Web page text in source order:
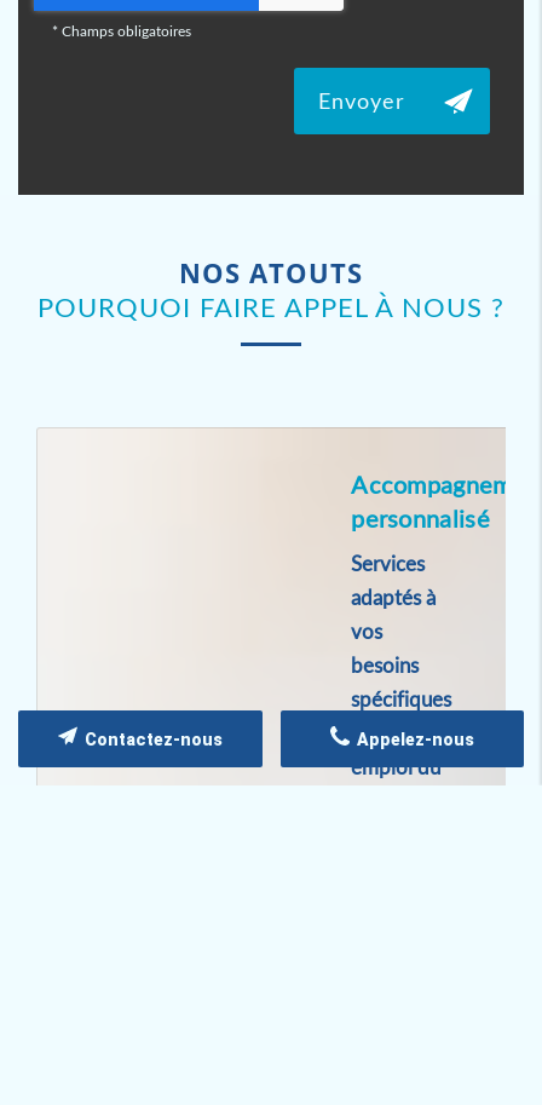
* Champs obligatoires
NOS ATOUTS
POURQUOI FAIRE APPEL À NOUS ?
personnalisé
Services
adaptés à
vos
besoins
spécifiques
et à votre
emploi du
Appelez-nous
Contactez-nous